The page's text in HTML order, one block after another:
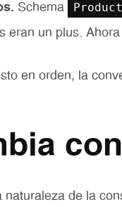
Schema Product
eran un plus.
en orden, la
naturaleza de la